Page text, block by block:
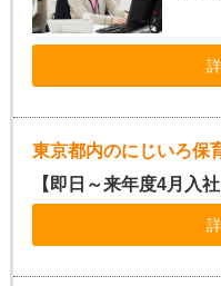
東京都内のにじいろ保
【即日～来年度4月入